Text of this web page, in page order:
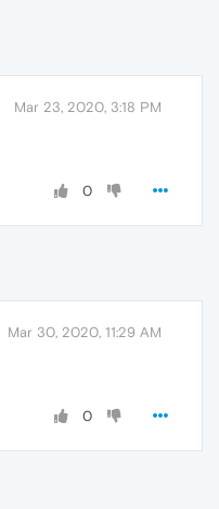
Mar 23, 2020, 3:18 PM
0
Mar 30, 2020, 11:29 AM
0